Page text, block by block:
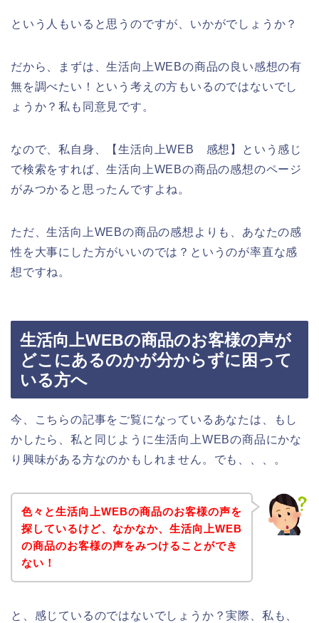
という人もいると思うのですが、いかがでしょうか？
だから、まずは、生活向上WEBの商品の良い感想の有
無を調べたい！という考えの方もいるのではないでし
ょうか？私も同意見です。
なので、私自身、【生活向上WEB 感想】という感じ
で検索をすれば、生活向上WEBの商品の感想のページ
がみつかると思ったんですよね。
ただ、生活向上WEBの商品の感想よりも、あなたの感
性を大事にした方がいいのでは？というのが率直な感
想ですね。
生活向上WEBの商品のお客様の声が
どこにあるのかが分からずに困って
いる方へ
今、こちらの記事をご覧になっているあなたは、もし
かしたら、私と同じように生活向上WEBの商品にかな
り興味がある方なのかもしれません。でも、、、。
色々と生活向上WEBの商品のお客様の声を
探しているけど、なかなか、生活向上WEB
の商品のお客様の声をみつけることができ
ない！
と、感じているのではないでしょうか？実際、私も、